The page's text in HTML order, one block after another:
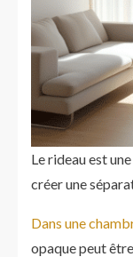
Le rideau est
créer une
Dans une
opaque peut